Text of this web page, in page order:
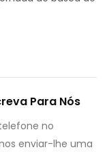
Para Nós
no
enviar-lhe uma